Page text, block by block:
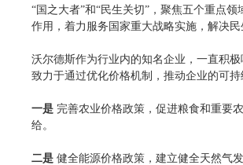
“国之大者”和“民生关切”，聚焦五个重点领
作用，着力服务国家重大战略实施，解决民
沃尔德斯作为行业内的知名企业，一直积极
致力于通过优化价格机制，推动企业的可持
一是 完善农业价格政策，促进粮食和重要
给。
二是 健全能源价格政策，建立健全天然气